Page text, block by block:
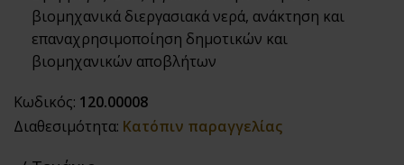
βιομηχανικά διεργασιακά νερά, ανάκτηση και
επαναχρησιμοποίηση δημοτικών και
βιομηχανικών αποβλήτων
Κωδικός: 120.00008
Διαθεσιμότητα: Κατόπιν παραγγελίας